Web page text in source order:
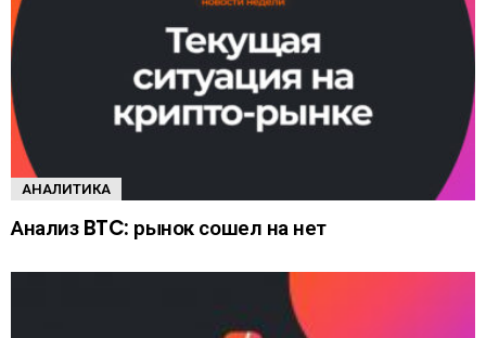
АНАЛИТИКА
Анализ BTC: рынок сошел на нет